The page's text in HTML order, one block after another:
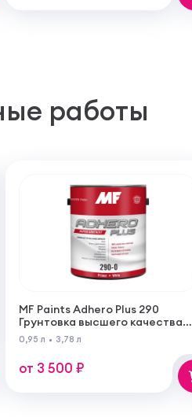
работы
MF Paints Adhero Plus 290
Грунтовка высшего качества
из 100% акрилового латекса
для внутренних и наружных
работ
0,95 л 3,78 л
от 3 500 ₽